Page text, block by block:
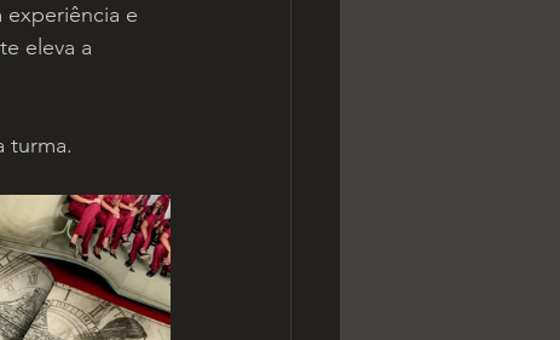
experiência e
eleva a
turma.